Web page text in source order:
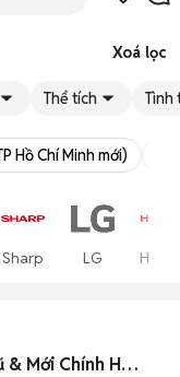
Xoá lọc
Thể tích Tình
Hồ Chí Minh mới)
Sharp LG
Mua Bán, Thanh Lý Tủ Lạnh 30 Lít Cũ & Mới Chính Hãng Giá Rẻ